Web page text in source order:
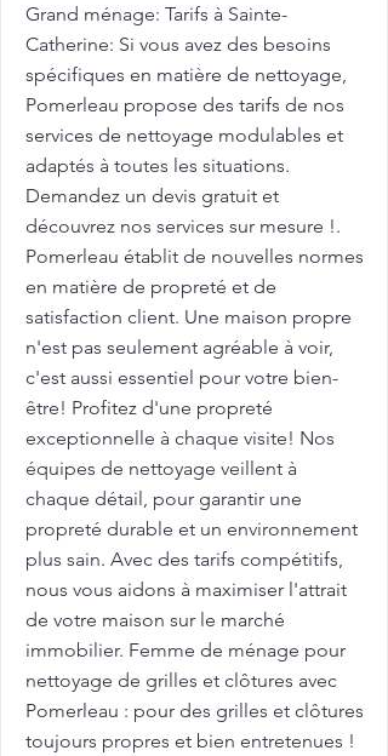
Grand ménage: Tarifs à Sainte-
Catherine: Si vous avez des besoins
spécifiques en matière de nettoyage,
Pomerleau propose des tarifs de nos
services de nettoyage modulables et
adaptés à toutes les situations.
Demandez un devis gratuit et
découvrez nos services sur mesure !.
Pomerleau établit de nouvelles normes
en matière de propreté et de
satisfaction client. Une maison propre
n'est pas seulement agréable à voir,
c'est aussi essentiel pour votre bien-
être! Profitez d'une propreté
exceptionnelle à chaque visite! Nos
équipes de nettoyage veillent à
chaque détail, pour garantir une
propreté durable et un environnement
plus sain. Avec des tarifs compétitifs,
nous vous aidons à maximiser l'attrait
de votre maison sur le marché
immobilier. Femme de ménage pour
nettoyage de grilles et clôtures avec
Pomerleau : pour des grilles et clôtures
toujours propres et bien entretenues !